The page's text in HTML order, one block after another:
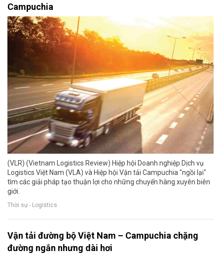
Campuchia
(VLR) (Vietnam Logistics Review) Hiệp hội Doanh nghiệp Dịch vụ
Logistics Việt Nam (VLA) và Hiệp hội Vận tải Campuchia "ngồi lại"
tìm các giải pháp tạo thuận lợi cho những chuyến hàng xuyên biên
giới.
Thời sự - Logistics
Vận tải đường bộ Việt Nam – Campuchia chặng
đường ngắn nhưng dài hơi